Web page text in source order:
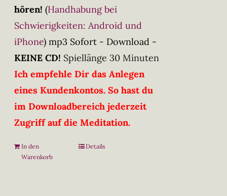
hören! (Handhabung bei
Schwierigkeiten: Android und
iPhone) mp3 Sofort - Download -
KEINE CD! Spiellänge 30 Minuten
Ich empfehle Dir das Anlegen
eines Kundenkontos. So hast du
im Downloadbereich jederzeit
Zugriff auf die Meditation.
In den
Warenkorb
Details